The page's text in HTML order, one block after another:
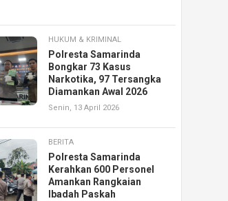
HUKUM & KRIMINAL
Polresta Samarinda
Bongkar 73 Kasus
Narkotika, 97 Tersangka
Diamankan Awal 2026
Senin, 13 April 2026
BERITA
Polresta Samarinda
Kerahkan 600 Personel
Amankan Rangkaian
Ibadah Paskah